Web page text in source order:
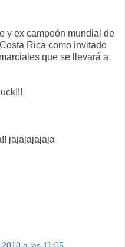
y ex campeón mundial de
Rica como invitado
que se llevará a
jajajajajaja
a las 11:05